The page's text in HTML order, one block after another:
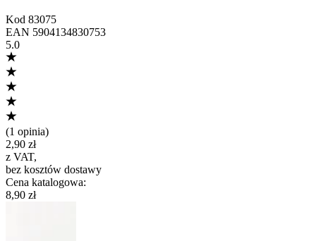
Kod 83075
EAN 5904134830753
5.0
(1 opinia)
2,90 zł
z VAT,
bez kosztów dostawy
Cena katalogowa:
8,90 zł